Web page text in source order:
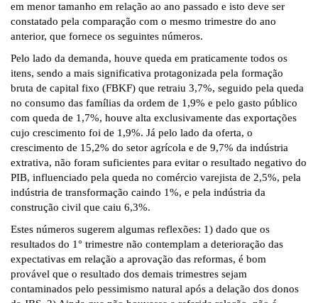
em menor tamanho em relação ao ano passado e isto deve ser
constatado pela comparação com o mesmo trimestre do ano
anterior, que fornece os seguintes números.
Pelo lado da demanda, houve queda em praticamente todos os
itens, sendo a mais significativa protagonizada pela formação
bruta de capital fixo (FBKF) que retraiu 3,7%, seguido pela queda
no consumo das famílias da ordem de 1,9% e pelo gasto público
com queda de 1,7%, houve alta exclusivamente das exportações
cujo crescimento foi de 1,9%. Já pelo lado da oferta, o
crescimento de 15,2% do setor agrícola e de 9,7% da indústria
extrativa, não foram suficientes para evitar o resultado negativo do
PIB, influenciado pela queda no comércio varejista de 2,5%, pela
indústria de transformação caindo 1%, e pela indústria da
construção civil que caiu 6,3%.
Estes números sugerem algumas reflexões: 1) dado que os
resultados do 1° trimestre não contemplam a deterioração das
expectativas em relação a aprovação das reformas, é bom
provável que o resultado dos demais trimestres sejam
contaminados pelo pessimismo natural após a delação dos donos